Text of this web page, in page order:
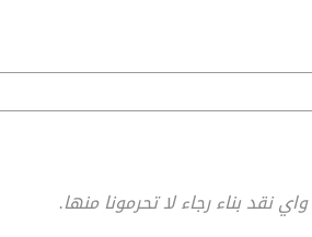
بناء رجاء لا تحرمونا منها.